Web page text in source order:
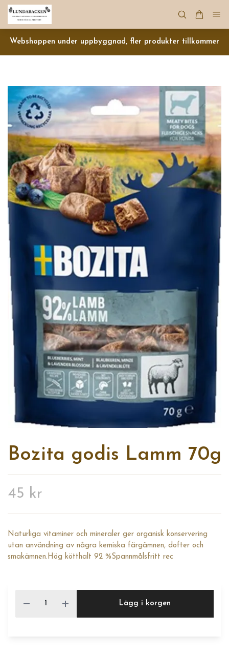
Webshoppen under uppbyggnad, fler produkter tillkommer
Bozita godis Lamm 70g
45 kr
Naturliga vitaminer och mineraler ger organisk konservering
utan användning av några kemiska färgämnen, dofter och
smakämnen.Hög kötthalt 92 %Spannmålsfritt rec
Lägg i korgen